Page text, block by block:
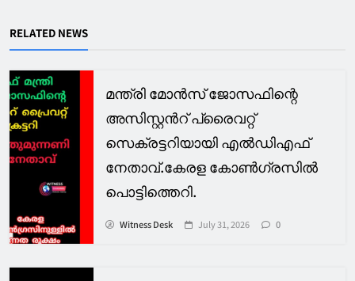
RELATED NEWS
മന്ത്രി മോൻസ് ജോസഫിന്റെ
അസിസ്റ്റൻറ് പ്രൈവറ്റ്
സെക്രട്ടറിയായി എൽഡിഎഫ്
നേതാവ്.കേരള കോൺഗ്രസിൽ
പൊട്ടിത്തെറി.
Witness Desk July 31, 2026 0